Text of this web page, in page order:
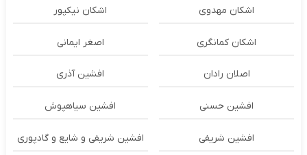
اشکان مهدوی اشکان نیکپور
اشکان‌ کمانگری اصغر ایمانی
اصلان رادان افشین آذری
افشین حسنی افشین سیاهپوش
افشین شریفی افشین شریفی و شایع و گادپوری